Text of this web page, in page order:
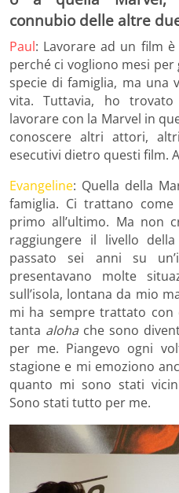
connubio delle altre
Paul: Lavorare ad un film è
perché ci vogliono mesi
specie di famiglia, ma una
vita. Tuttavia, ho
lavorare con la Marvel in
conoscere altri attori,
esecutivi dietro questi film.
Evangeline: Quella della
famiglia. Ci trattano
primo all’ultimo. Ma non
raggiungere il livello
passato sei anni su
presentavano molte
sull’isola, lontana da mio
mi ha sempre trattato con
tanta aloha che sono
per me. Piangevo ogni
stagione e mi emoziono
quanto mi sono stati
Sono stati tutto per me.